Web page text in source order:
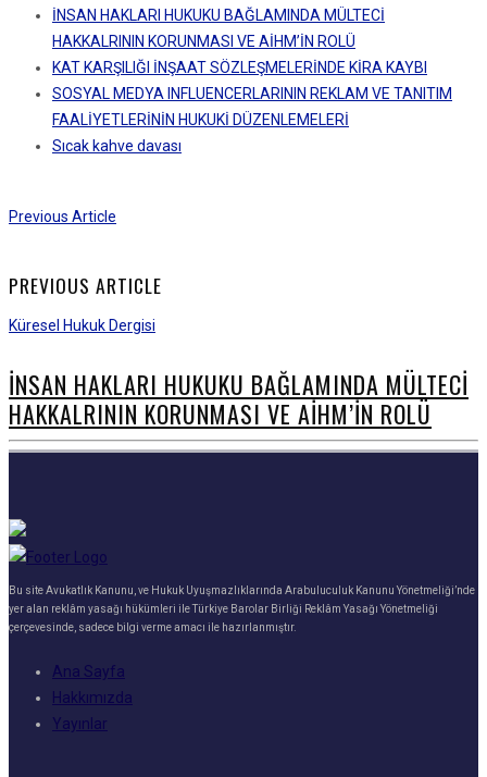
İNSAN HAKLARI HUKUKU BAĞLAMINDA MÜLTECİ
HAKKALRININ KORUNMASI VE AİHM’İN ROLÜ
KAT KARŞILIĞI İNŞAAT SÖZLEŞMELERİNDE KİRA KAYBI
SOSYAL MEDYA INFLUENCERLARININ REKLAM VE TANITIM
FAALİYETLERİNİN HUKUKİ DÜZENLEMELERİ
Sıcak kahve davası
Previous Article
PREVIOUS ARTICLE
Küresel Hukuk Dergisi
İNSAN HAKLARI HUKUKU BAĞLAMINDA MÜLTECİ
HAKKALRININ KORUNMASI VE AİHM’İN ROLÜ
Bu site Avukatlık Kanunu, ve Hukuk Uyuşmazlıklarında Arabuluculuk Kanunu Yönetmeliği’nde
yer alan reklâm yasağı hükümleri ile Türkiye Barolar Birliği Reklâm Yasağı Yönetmeliği
çerçevesinde, sadece bilgi verme amacı ile hazırlanmıştır.
Ana Sayfa
Hakkımızda
Yayınlar